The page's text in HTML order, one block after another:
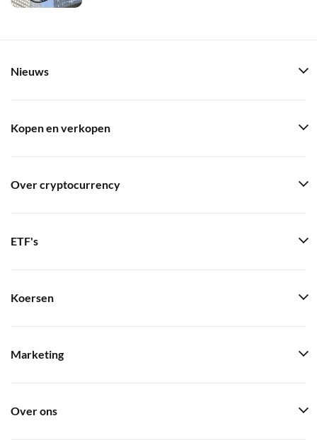
Nieuws
Kopen en verkopen
Over cryptocurrency
ETF's
Koersen
Marketing
Over ons